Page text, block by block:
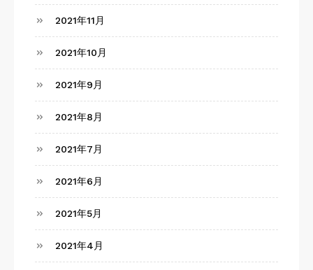
2021年11月
2021年10月
2021年9月
2021年8月
2021年7月
2021年6月
2021年5月
2021年4月